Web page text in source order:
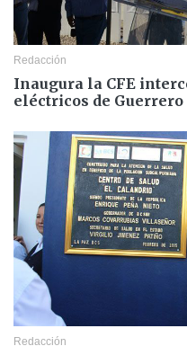
Redacción
Inaugura la CFE
eléctricos de
Redacción